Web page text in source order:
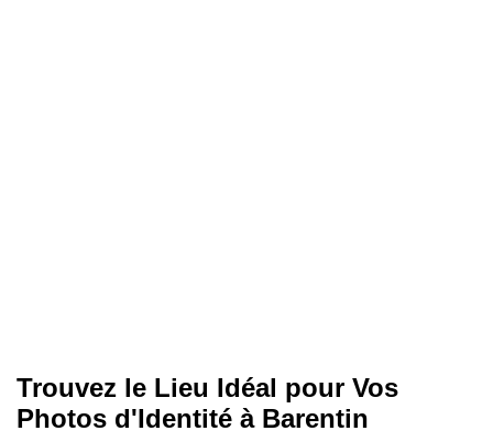
Trouvez le Lieu Idéal pour Vos
Photos d'Identité à Barentin